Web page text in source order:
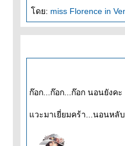
ดย: miss Florence in
ก๊อก...ก๊อก...ก๊อก นอนยังคะ
วะมาเยี่ยมคร้า...นอนหลับ